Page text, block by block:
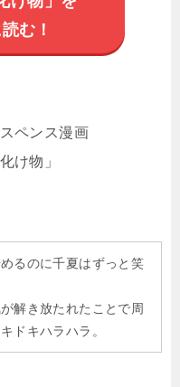
む！
ペンス漫画
け物」
るのに千夏はずっと笑
解き放たれたことで周
ドキハラハラ。